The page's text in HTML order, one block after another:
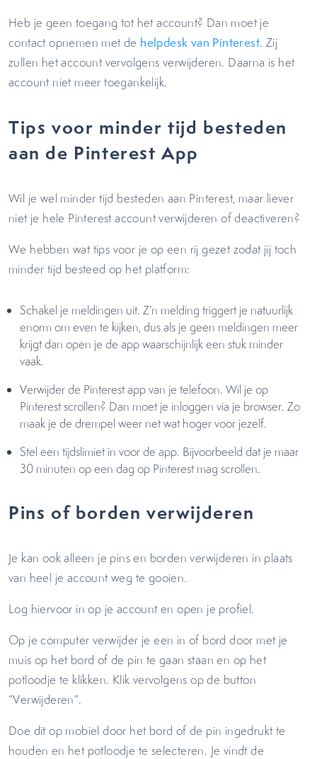
Heb je geen toegang tot het account? Dan moet je
contact opnemen met de helpdesk van Pinterest. Zij
zullen het account vervolgens verwijderen. Daarna is het
account niet meer toegankelijk.
Tips voor minder tijd besteden
aan de Pinterest App
Wil je wel minder tijd besteden aan Pinterest, maar liever
niet je hele Pinterest account verwijderen of deactiveren?
We hebben wat tips voor je op een rij gezet zodat jij toch
minder tijd besteed op het platform:
Schakel je meldingen uit. Z’n melding triggert je natuurlijk
enorm om even te kijken, dus als je geen meldingen meer
krijgt dan open je de app waarschijnlijk een stuk minder
vaak.
Verwijder de Pinterest app van je telefoon. Wil je op
Pinterest scrollen? Dan moet je inloggen via je browser. Zo
maak je de drempel weer net wat hoger voor jezelf.
Stel een tijdslimiet in voor de app. Bijvoorbeeld dat je maar
30 minuten op een dag op Pinterest mag scrollen.
Pins of borden verwijderen
Je kan ook alleen je pins en borden verwijderen in plaats
van heel je account weg te gooien.
Log hiervoor in op je account en open je profiel.
Op je computer verwijder je een in of bord door met je
muis op het bord of de pin te gaan staan en op het
potloodje te klikken. Klik vervolgens op de button
“Verwijderen”.
Doe dit op mobiel door het bord of de pin ingedrukt te
houden en het potloodje te selecteren. Je vindt de